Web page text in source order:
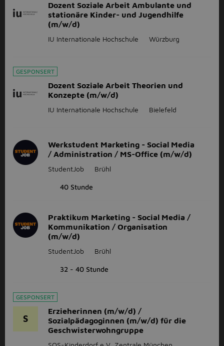
Dozent Soziale Arbeit Ambulante und
stationäre Kinder- und Jugendhilfe
(m/w/d)
IU Internationale Hochschule Würzburg
GESPONSERT
Dozent Soziale Arbeit Theorien und
Konzepte (m/w/d)
IU Internationale Hochschule Bielefeld
Werkstudent Marketing - Social Media
/ Administration / MS-Office (m/w/d)
StudentJob Brühl
40 Stunde
Praktikum Marketing - Social Media /
Kommunikation / Organisation
(m/w/d)
StudentJob Brühl
32 - 40 Stunde
GESPONSERT
S
Erzieherinnen (m/w/d) /
Sozialpädagoginnen (m/w/d) für die
Geschwisterwohngruppe